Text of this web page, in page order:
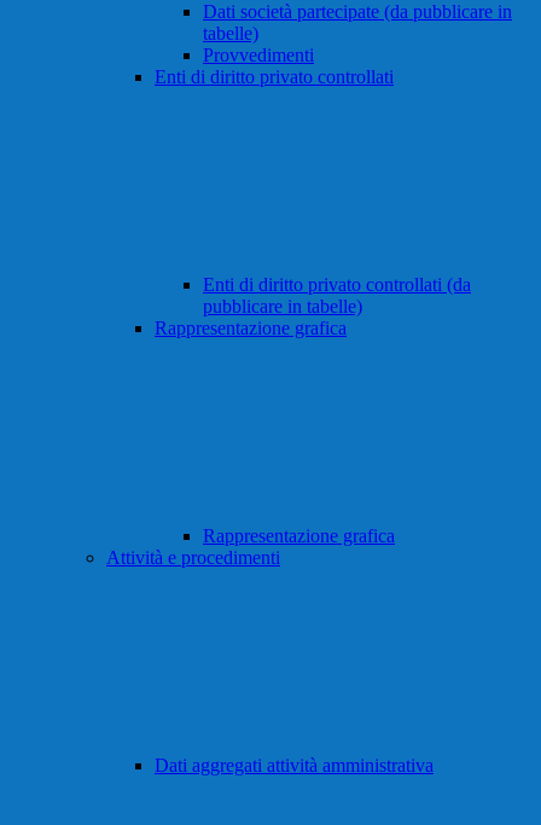
Dati società partecipate (da pubblicare in
tabelle)
Provvedimenti
Enti di diritto privato controllati
Enti di diritto privato controllati (da
pubblicare in tabelle)
Rappresentazione grafica
Rappresentazione grafica
Attività e procedimenti
Dati aggregati attività amministrativa